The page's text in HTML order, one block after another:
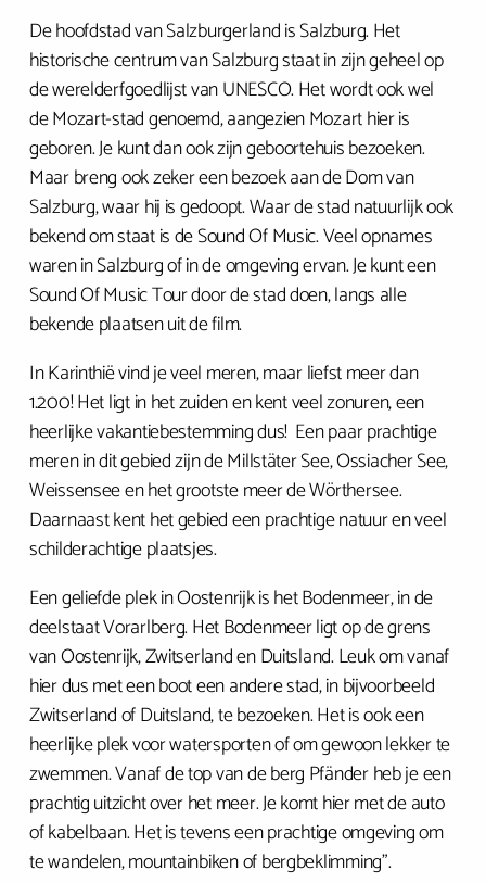
De hoofdstad van Salzburgerland is Salzburg. Het
historische centrum van Salzburg staat in zijn geheel op
de werelderfgoedlijst van UNESCO. Het wordt ook wel
de Mozart-stad genoemd, aangezien Mozart hier is
geboren. Je kunt dan ook zijn geboortehuis bezoeken.
Maar breng ook zeker een bezoek aan de Dom van
Salzburg, waar hij is gedoopt. Waar de stad natuurlijk ook
bekend om staat is de Sound Of Music. Veel opnames
waren in Salzburg of in de omgeving ervan. Je kunt een
Sound Of Music Tour door de stad doen, langs alle
bekende plaatsen uit de film.
In Karinthië vind je veel meren, maar liefst meer dan
1.200! Het ligt in het zuiden en kent veel zonuren, een
heerlijke vakantiebestemming dus! Een paar prachtige
meren in dit gebied zijn de Millstäter See, Ossiacher See,
Weissensee en het grootste meer de Wörthersee.
Daarnaast kent het gebied een prachtige natuur en veel
schilderachtige plaatsjes.
Een geliefde plek in Oostenrijk is het Bodenmeer, in de
deelstaat Vorarlberg. Het Bodenmeer ligt op de grens
van Oostenrijk, Zwitserland en Duitsland. Leuk om vanaf
hier dus met een boot een andere stad, in bijvoorbeeld
Zwitserland of Duitsland, te bezoeken. Het is ook een
heerlijke plek voor watersporten of om gewoon lekker te
zwemmen. Vanaf de top van de berg Pfänder heb je een
prachtig uitzicht over het meer. Je komt hier met de auto
of kabelbaan. Het is tevens een prachtige omgeving om
te wandelen, mountainbiken of bergbeklimming”.